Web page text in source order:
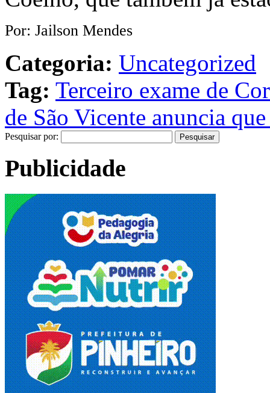
Por: Jailson Mendes
Categoria: Uncategorized
Tag: Terceiro exame de
de São Vicente anuncia
Pesquisar por:
Publicidade